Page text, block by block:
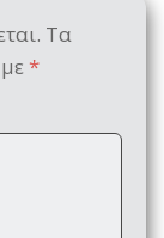
Τα
*